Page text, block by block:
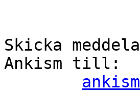
Skicka
Ankism till: